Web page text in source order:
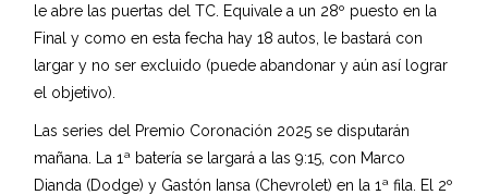
le abre las puertas del TC. Equivale a un 28º puesto en la
Final y como en esta fecha hay 18 autos, le bastará con
largar y no ser excluido (puede abandonar y aún así lograr
el objetivo).
Las series del Premio Coronación 2025 se disputarán
mañana. La 1ª batería se largará a las 9:15, con Marco
Dianda (Dodge) y Gastón Iansa (Chevrolet) en la 1ª fila. El 2º